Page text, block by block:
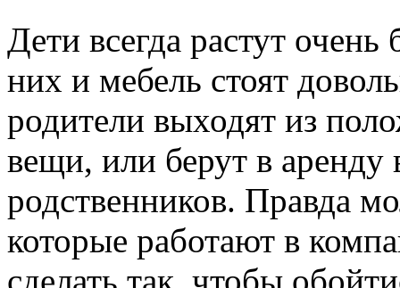
Дети всегда растут
них и мебель стоят
родители выходят из
вещи, или берут в аренду
родственников. Правда
которые работают в
сделать так, чтобы